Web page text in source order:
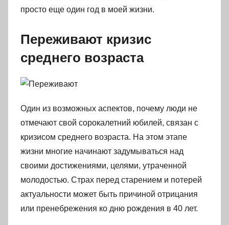
просто еще один год в моей жизни.
Переживают кризис
среднего возраста
Один из возможных аспектов, почему люди не
отмечают свой сорокалетний юбилей, связан с
кризисом среднего возраста. На этом этапе
жизни многие начинают задумываться над
своими достижениями, целями, утраченной
молодостью. Страх перед старением и потерей
актуальности может быть причиной отрицания
или пренебрежения ко дню рождения в 40 лет.